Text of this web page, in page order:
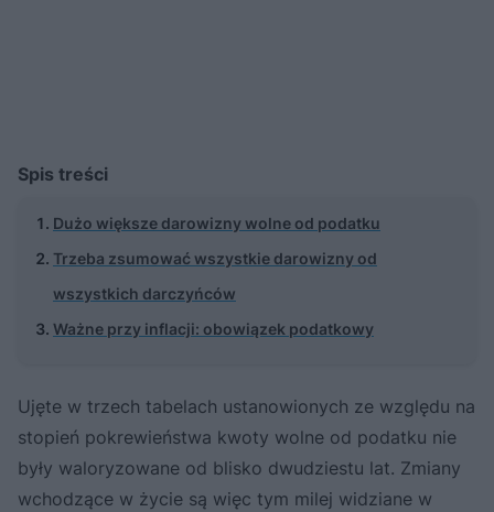
Spis treści
Dużo większe darowizny wolne od podatku
Trzeba zsumować wszystkie darowizny od
wszystkich darczyńców
Ważne przy inflacji: obowiązek podatkowy
Ujęte w trzech tabelach ustanowionych ze względu na
stopień pokrewieństwa kwoty wolne od podatku nie
były waloryzowane od blisko dwudziestu lat. Zmiany
wchodzące w życie są więc tym milej widziane w